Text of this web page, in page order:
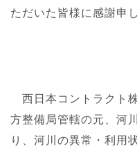
ただいた皆様に感謝申
西日本コントラクト
方整備局管轄の元、河
り、河川の異常・利用